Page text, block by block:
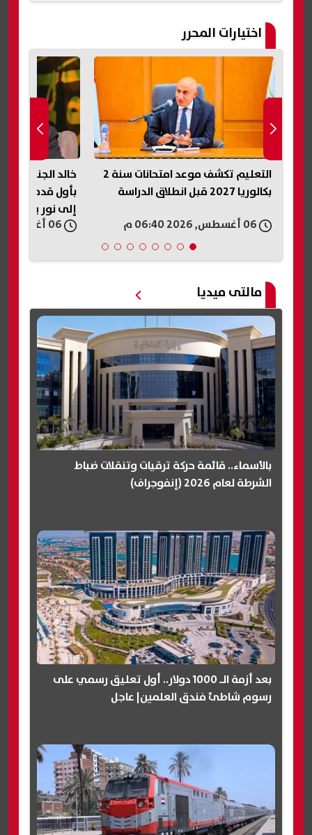
اختيارات المحرر
التعليم تكشف موعد امتحانات سنة 2
خالد الجندي: الراحة الحقيقية تبدأ
بأول قدم في الجنة.. والطاعة تتحول
إلى نور يوم القيامة
06 أغسطس, 2026 06:40 م
مالتى ميديا
بالأسماء.. قائمة حركة ترقيات وتنقلات ضباط
الشرطة لعام 2026 (إنفوجراف)
بعد أزمة الـ 1000 دولار.. أول تعليق رسمي على
رسوم شاطئ فندق العلمين| عاجل